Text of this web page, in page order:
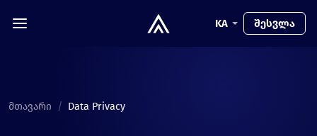
KA შესვლა
მთავარი / Data Privacy